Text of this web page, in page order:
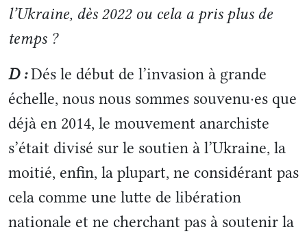
l’Ukraine, dès 2022 ou cela a pris plus de
temps ?
D :Dés le début de l’invasion à grande
échelle, nous nous sommes souvenu·es que
déjà en 2014, le mouvement anarchiste
s’était divisé sur le soutien à l’Ukraine, la
moitié, enfin, la plupart, ne considérant pas
cela comme une lutte de libération
nationale et ne cherchant pas à soutenir la